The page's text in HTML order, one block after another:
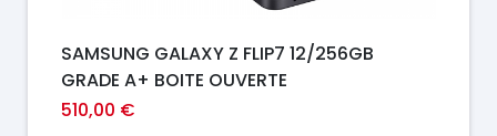
SAMSUNG GALAXY Z FLIP7 12/256GB
GRADE A+ BOITE OUVERTE
510,00 €